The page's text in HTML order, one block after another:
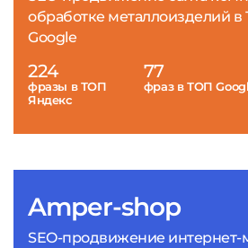
Amper-shop
SEO-продвижение интернет-
обработке металлоизделий
Google
224
фразы в ТОП
Яндекс
77
фраз в ТОП